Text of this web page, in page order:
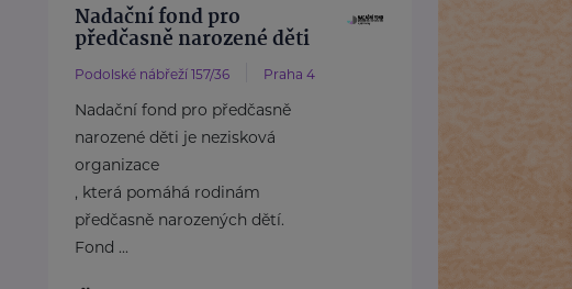
Nadační fond pro
předčasně narozené děti
Podolské nábřeží 157/36 Praha 4
Nadační fond pro předčasně
narozené děti je nezisková
organizace
, která pomáhá rodinám
předčasně narozených dětí.
Fond ...